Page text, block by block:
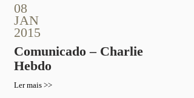
08
JAN
2015
Comunicado – Charlie
Hebdo
Ler mais >>